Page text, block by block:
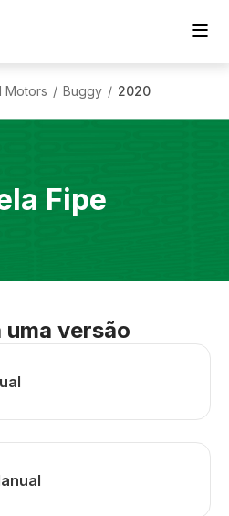
Motors / Buggy / 2020
Fipe
uma versão